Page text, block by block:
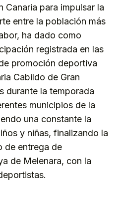
Canaria para impulsar la
entre la población más
ha dado como
registrada en las
promoción deportiva
Cabildo de Gran
durante la temporada
municipios de la
una constante la
y niñas, finalizando la
de entrega de
de Melenara, con la